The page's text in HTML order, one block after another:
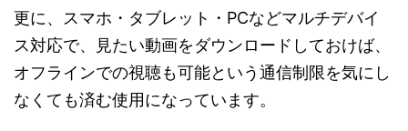
更に、スマホ・タブレット・PCなどマルチデバイ
ス対応で、見たい動画をダウンロードしておけば、
オフラインでの視聴も可能という通信制限を気にし
なくても済む使用になっています。